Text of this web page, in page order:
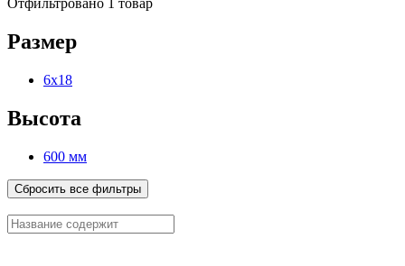
Отфильтровано 1 товар
Размер
6х18
Высота
600 мм
Сбросить все фильтры